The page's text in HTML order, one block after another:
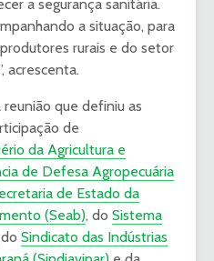
a segurança sanitária.
a situação, para
rurais e do setor
acrescenta.
que definiu as
de
da Agricultura e
de Defesa Agropecuária
de Estado da
(Seab), do Sistema
Sindicato das Indústrias